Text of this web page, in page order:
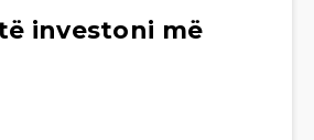
investoni më